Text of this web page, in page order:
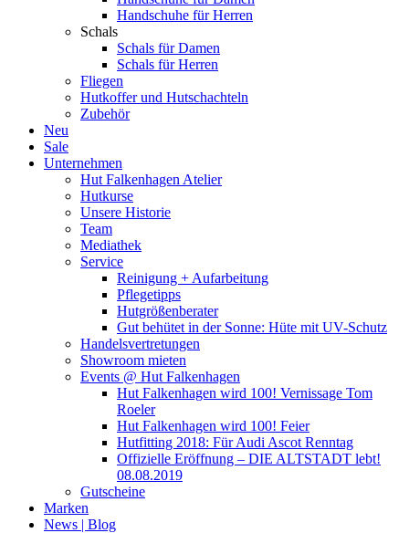
Handschuhe für Herren
Schals
Schals für Damen
Schals für Herren
Fliegen
Hutkoffer und Hutschachteln
Zubehör
Neu
Sale
Unternehmen
Hut Falkenhagen Atelier
Hutkurse
Unsere Historie
Team
Mediathek
Service
Reinigung + Aufarbeitung
Pflegetipps
Hutgrößenberater
Gut behütet in der Sonne: Hüte mit UV-Schutz
Handelsvertretungen
Showroom mieten
Events @ Hut Falkenhagen
Hut Falkenhagen wird 100! Vernissage Tom
Roeler
Hut Falkenhagen wird 100! Feier
Hutfitting 2018: Für Audi Ascot Renntag
Offizielle Eröffnung – DIE ALTSTADT lebt!
08.08.2019
Gutscheine
Marken
News | Blog